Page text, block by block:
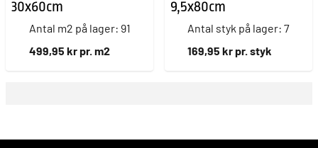
30x60cm
Antal m2 på lager: 91
499,95 kr pr. m2
9,5x80cm
Antal styk på lager: 7
169,95 kr pr. styk